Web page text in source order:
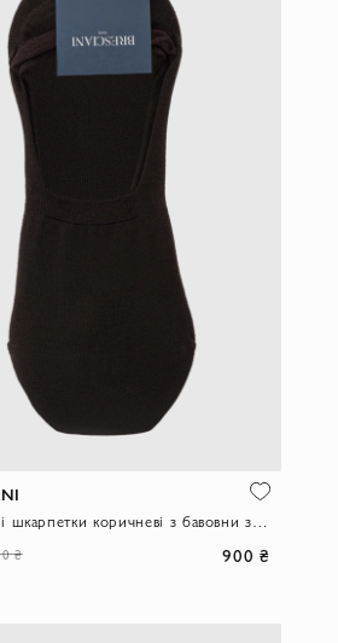
₴ 900 ₴